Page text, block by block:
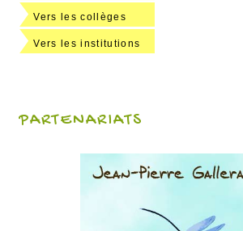
Vers les collèges
Vers les institutions
PARTENARIATS